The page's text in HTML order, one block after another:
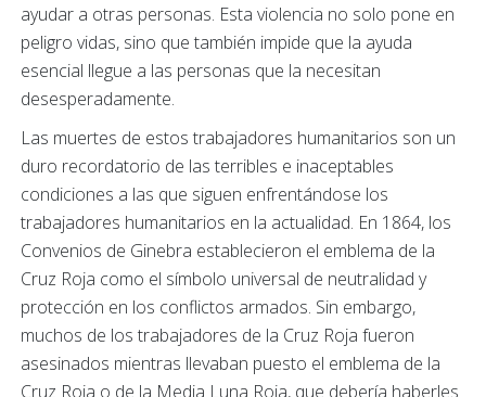
ayudar a otras personas. Esta violencia no solo pone en
peligro vidas, sino que también impide que la ayuda
esencial llegue a las personas que la necesitan
desesperadamente.
Las muertes de estos trabajadores humanitarios son un
duro recordatorio de las terribles e inaceptables
condiciones a las que siguen enfrentándose los
trabajadores humanitarios en la actualidad. En 1864, los
Convenios de Ginebra establecieron el emblema de la
Cruz Roja como el símbolo universal de neutralidad y
protección en los conflictos armados. Sin embargo,
muchos de los trabajadores de la Cruz Roja fueron
asesinados mientras llevaban puesto el emblema de la
Cruz Roja o de la Media Luna Roja, que debería haberles